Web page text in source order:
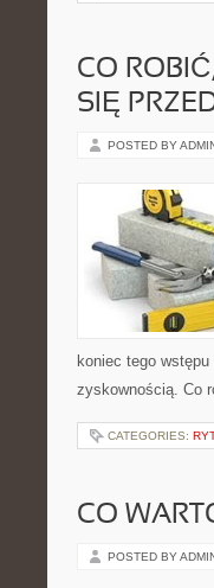
CO
SIĘ
POSTED BY
koniec tego
zyskownością. Co
CATEGORIES:
CO
POSTED BY